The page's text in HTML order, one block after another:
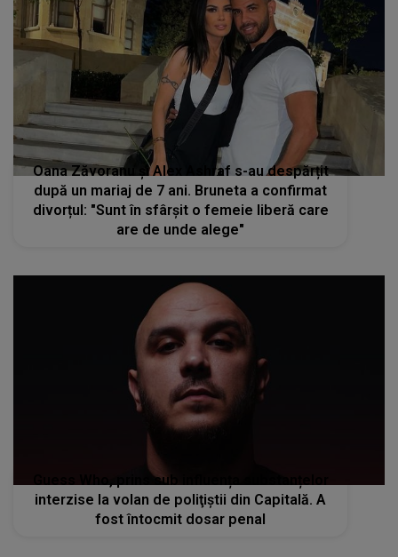
Oana Zăvoranu și Alex Ashraf s-au despărțit
după un mariaj de 7 ani. Bruneta a confirmat
divorțul: "Sunt în sfârșit o femeie liberă care
are de unde alege"
Guess Who, prins sub influența substanțelor
interzise la volan de poliţiştii din Capitală. A
fost întocmit dosar penal